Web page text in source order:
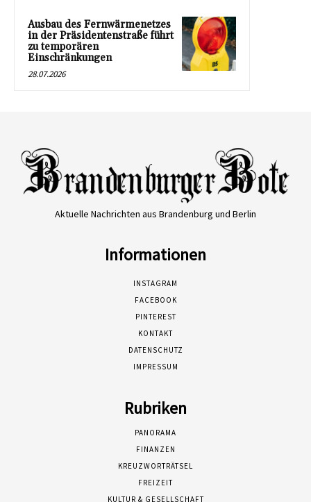
Ausbau des Fernwärmenetzes
in der Präsidentenstraße führt
zu temporären
Einschränkungen
28.07.2026
Aktuelle Nachrichten aus Brandenburg und Berlin
Informationen
INSTAGRAM
FACEBOOK
PINTEREST
KONTAKT
DATENSCHUTZ
IMPRESSUM
Rubriken
PANORAMA
FINANZEN
KREUZWORTRÄTSEL
FREIZEIT
KULTUR & GESELLSCHAFT